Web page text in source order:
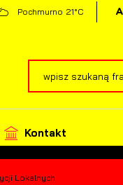
Pochmurno 21°C
Kontakt
Lokalnych